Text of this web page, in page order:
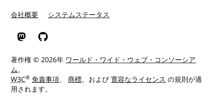
会社概要 システムステータス
MastodonGitHub
著作権 © 2026年 ワールド・ワイド・ウェブ・コンソーシア
ム。
W3C® 免責事項、商標、および寛容なライセンス の規則が適
用されます。